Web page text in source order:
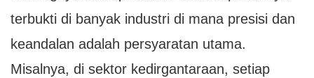
terbukti di banyak industri di mana presisi dan
keandalan adalah persyaratan utama.
Misalnya, di sektor kedirgantaraan, setiap